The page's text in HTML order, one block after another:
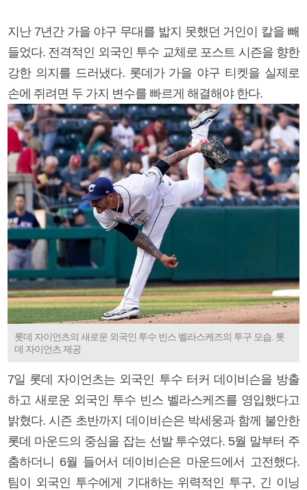
지난 7년간 가을 야구 무대를 밟지 못했던 거인이 칼을 빼
들었다. 전격적인 외국인 투수 교체로 포스트 시즌을 향한
강한 의지를 드러냈다. 롯데가 가을 야구 티켓을 실제로
손에 쥐려면 두 가지 변수를 빠르게 해결해야 한다.
롯데 자이언츠의 새로운 외국인 투수 빈스 벨라스케즈의 투구 모습. 롯
데 자이언츠 제공
7일 롯데 자이언츠는 외국인 투수 터커 데이비슨을 방출
하고 새로운 외국인 투수 빈스 벨라스케즈를 영입했다고
밝혔다. 시즌 초반까지 데이비슨은 박세웅과 함께 불안한
롯데 마운드의 중심을 잡는 선발 투수였다. 5월 말부터 주
춤하더니 6월 들어서 데이비슨은 마운드에서 고전했다.
팀이 외국인 투수에게 기대하는 위력적인 투구, 긴 이닝